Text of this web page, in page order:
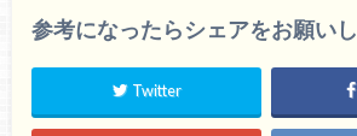
参考になったらシェアをお願い
Twitter